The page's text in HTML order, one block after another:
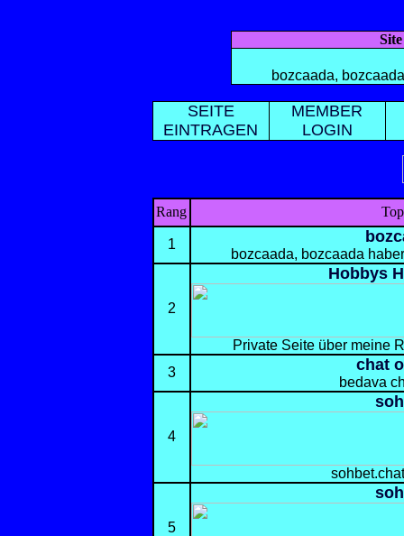
bozcaada,
SEITE
EINTRAGEN
MEMBER
LOGIN
Rang
1
bozcaada, bozcaada
2
Hobbys
Private Seite über meine
3
chat
bedava
4
5